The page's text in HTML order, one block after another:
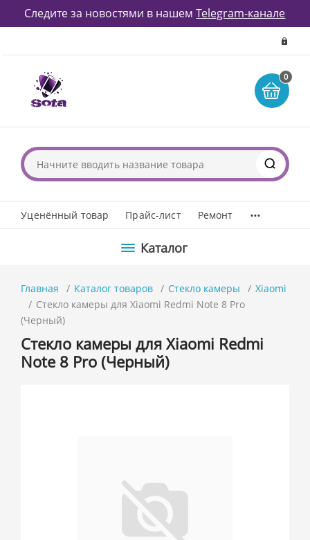
Следите за новостями в нашемTelegram-канале
0
Уценённый товар Прайс-лист Ремонт ...
Каталог
Главная Каталог товаров Стекло камеры
Xiaomi
Стекло камеры для Xiaomi Redmi Note 8 Pro
(Черный)
Стекло камеры для Xiaomi Redmi
Note 8 Pro (Черный)